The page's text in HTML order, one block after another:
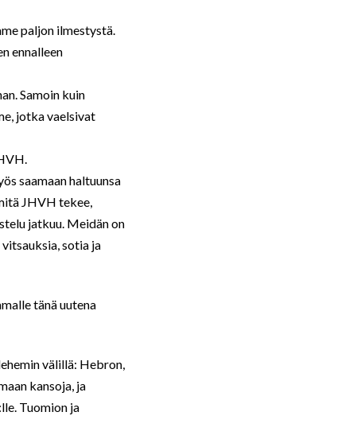
paljon ilmestystä.
ennalleen
Samoin kuin
jotka vaelsivat
saamaan haltuunsa
JHVH tekee,
jatkuu. Meidän on
sotia ja
tänä uutena
välillä: Hebron,
kansoja, ja
Tuomion ja